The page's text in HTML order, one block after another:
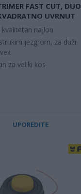
FAST CUT, DUO
UVRNUT
kvalitetan najlon
jezgrom, za duži
za veliki kos
UPOREDITE